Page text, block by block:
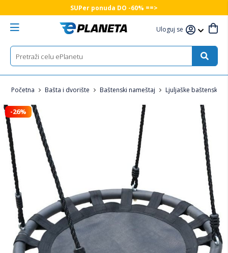
SUPer ponuda DO -60% ==>
Uloguj se
Početna Bašta i dvorište Baštenski nameštaj Ljuljaške baštenske
-26%